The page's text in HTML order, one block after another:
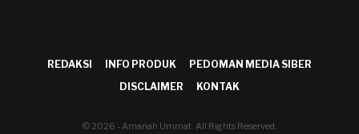
REDAKSI INFO PRODUK
PEDOMAN MEDIA SIBER
DISCLAIMER
KONTAK
© 2026 - Amanah Ummat. All Rights Reserved.